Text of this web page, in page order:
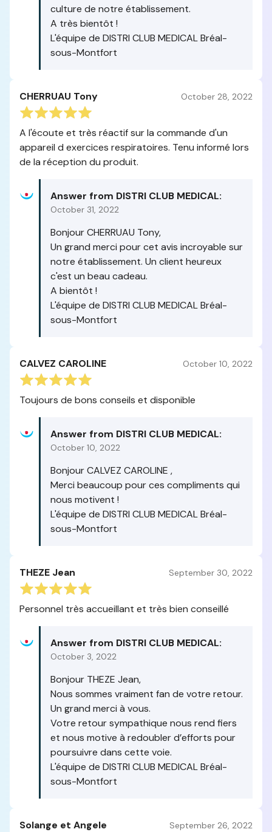
culture de notre établissement.
A très bientôt !
L'équipe de DISTRI CLUB MEDICAL Bréal-
sous-Montfort
CHERRUAU Tony October 28, 2022
A l'écoute et très réactif sur la commande d'un
appareil d exercices respiratoires. Tenu informé lors
de la réception du produit.
Answer from DISTRI CLUB MEDICAL:
October 31, 2022
Bonjour CHERRUAU Tony,
Un grand merci pour cet avis incroyable sur
notre établissement. Un client heureux
c'est un beau cadeau.
A bientôt !
L'équipe de DISTRI CLUB MEDICAL Bréal-
sous-Montfort
CALVEZ CAROLINE October 10, 2022
Toujours de bons conseils et disponible
Answer from DISTRI CLUB MEDICAL:
October 10, 2022
Bonjour CALVEZ CAROLINE ,
Merci beaucoup pour ces compliments qui
nous motivent !
L'équipe de DISTRI CLUB MEDICAL Bréal-
sous-Montfort
THEZE Jean September 30, 2022
Personnel très accueillant et très bien conseillé
Answer from DISTRI CLUB MEDICAL:
October 3, 2022
Bonjour THEZE Jean,
Nous sommes vraiment fan de votre retour.
Un grand merci à vous.
Votre retour sympathique nous rend fiers
et nous motive à redoubler d’efforts pour
poursuivre dans cette voie.
L'équipe de DISTRI CLUB MEDICAL Bréal-
sous-Montfort
Solange et Angele September 26, 2022